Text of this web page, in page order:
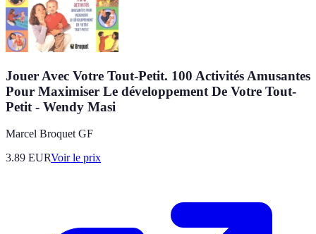
Jouer Avec Votre Tout-Petit. 100 Activités Amusantes
Pour Maximiser Le développement De Votre Tout-
Petit - Wendy Masi
Marcel Broquet GF
3.89 EURVoir le prix